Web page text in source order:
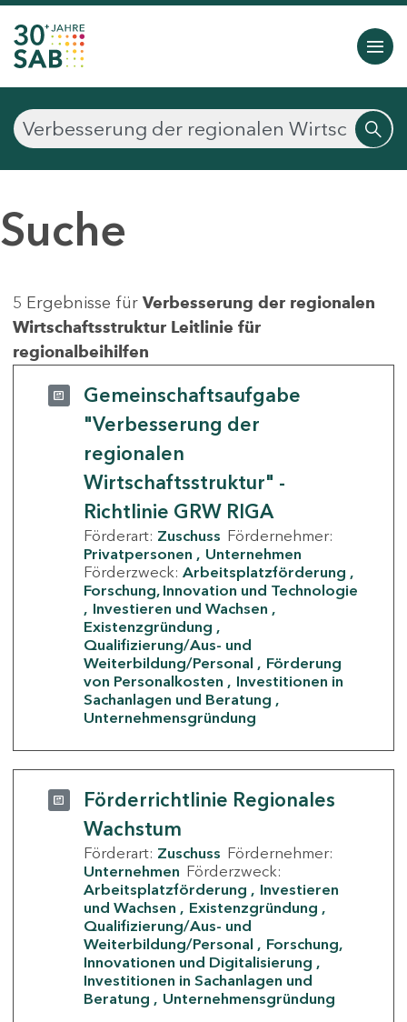
Suche
5 Ergebnisse für Verbesserung der regionalen
Wirtschaftsstruktur Leitlinie für
regionalbeihilfen
Gemeinschaftsaufgabe
"Verbesserung der
regionalen
Wirtschaftsstruktur" -
Richtlinie GRW RIGA
Förderart: Zuschuss Fördernehmer:
Privatpersonen
Unternehmen
Förderzweck: Arbeitsplatzförderung
Forschung, Innovation und Technologie
Investieren und Wachsen
Existenzgründung
Qualifizierung/Aus- und
Weiterbildung/Personal
Förderung
von Personalkosten
Investitionen in
Sachanlagen und Beratung
Unternehmensgründung
Förderrichtlinie Regionales
Wachstum
Förderart: Zuschuss Fördernehmer:
Unternehmen Förderzweck:
Arbeitsplatzförderung
Investieren
und Wachsen
Existenzgründung
Qualifizierung/Aus- und
Weiterbildung/Personal
Forschung,
Innovationen und Digitalisierung
Investitionen in Sachanlagen und
Beratung
Unternehmensgründung